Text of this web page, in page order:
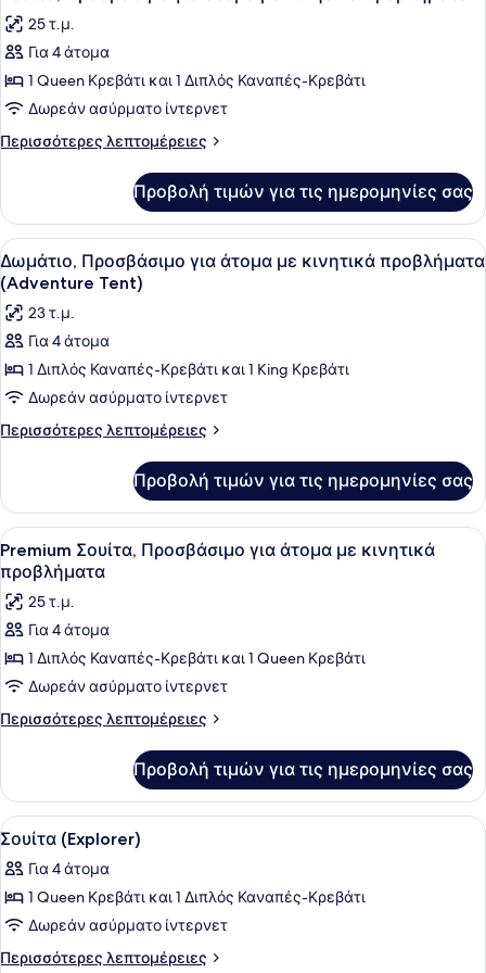
όλων
των
φωτογραφιών
για
Σουίτα,
Προσβάσιμο
για
με
κινητικά
προβλήματα
25 τ.μ.
Για 4 άτομα
1 Queen Κρεβάτι και 1 Διπλός Καναπές-Κρεβάτι
Δωρεάν ασύρματο ίντερνετ
Περισσότερες λεπτομέρειες
Περισσότερες
Προσβάσιμο
για
άτομα
με
κινητικά
προβλήματα
Προβολή τιμών για τις ημερομηνίες σας
Προβολή
όλων
των
φωτογραφιών
για
Δωμάτιο,
Προσβάσιμο
για
κινητικά
προβλήματα
(Adventure
Tent)
Μια σκηνή με ένα κρεβάτι στο
4
Δωμάτιο, Προσβάσιμο για άτομα με κινητικά προβλήματα
(Adventure Tent)
23 τ.μ.
Για 4 άτομα
1 Διπλός Καναπές-Κρεβάτι και 1 King Κρεβάτι
Δωρεάν ασύρματο ίντερνετ
Περισσότερες λεπτομέρειες
Περισσότερες
Προσβάσιμο
για
άτομα
με
κινητικά
προβλήματα
(Adventure
Προβολή τιμών για τις ημερομηνίες σας
Προβολή
όλων
των
φωτογραφιών
για
Premium
Σουίτα,
Προσβάσιμο
με
κινητικά
προβλήματα
Ένα υπνοδωμάτιο με ένα κρεβάτι,
5
Premium Σουίτα, Προσβάσιμο για άτομα με κινητικά
προβλήματα
25 τ.μ.
Για 4 άτομα
1 Διπλός Καναπές-Κρεβάτι και 1 Queen Κρεβάτι
Δωρεάν ασύρματο ίντερνετ
Περισσότερες λεπτομέρειες
Περισσότερες
Σουίτα,
Προσβάσιμο
για
με
κινητικά
Προβολή τιμών για τις ημερομηνίες σας
Προβολή
όλων
των
φωτογραφιών
για
Σουίτα
Ένας μικρός, λειτουργικός χώρος
6
Σουίτα (Explorer)
Για 4 άτομα
1 Queen Κρεβάτι και 1 Διπλός Καναπές-Κρεβάτι
Δωρεάν ασύρματο ίντερνετ
Περισσότερες λεπτομέρειες
Περισσότερες